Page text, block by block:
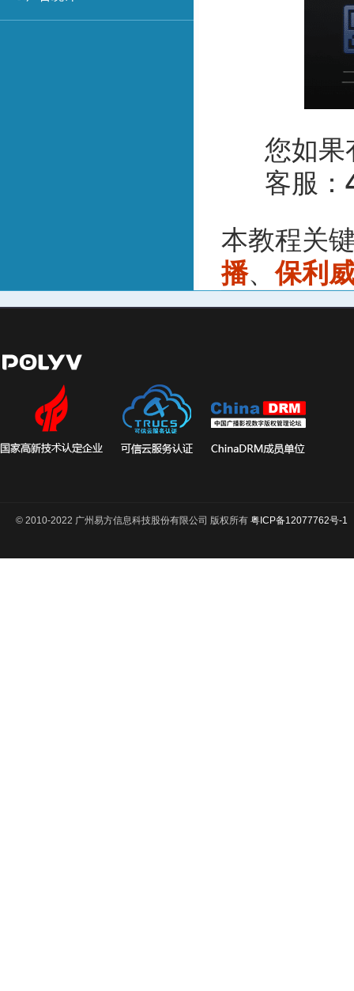
您如果
客服：
本教程关
播、保利
© 2010-2022 广州易方信息科技股份有限公司 版权所有 粤ICP备12077762号-1